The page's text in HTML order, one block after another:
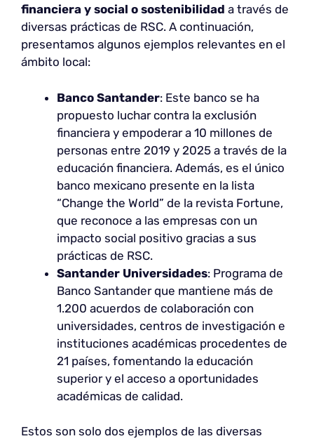
financiera y social o sostenibilidad a través de
diversas prácticas de RSC. A continuación,
presentamos algunos ejemplos relevantes en el
ámbito local:
Banco Santander: Este banco se ha
propuesto luchar contra la exclusión
financiera y empoderar a 10 millones de
personas entre 2019 y 2025 a través de la
educación financiera. Además, es el único
banco mexicano presente en la lista
“Change the World” de la revista Fortune,
que reconoce a las empresas con un
impacto social positivo gracias a sus
prácticas de RSC.
Santander Universidades: Programa de
Banco Santander que mantiene más de
1.200 acuerdos de colaboración con
universidades, centros de investigación e
instituciones académicas procedentes de
21 países, fomentando la educación
superior y el acceso a oportunidades
académicas de calidad.
Estos son solo dos ejemplos de las diversas